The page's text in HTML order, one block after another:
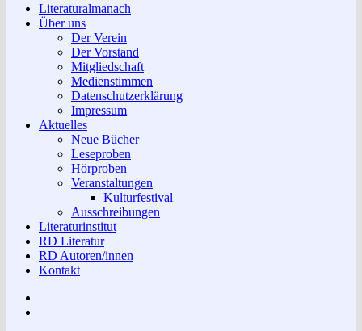
Literaturalmanach
Über uns
Der Verein
Der Vorstand
Mitgliedschaft
Medienstimmen
Datenschutzerklärung
Impressum
Aktuelles
Neue Bücher
Leseproben
Hörproben
Veranstaltungen
Kulturfestival
Ausschreibungen
Literaturinstitut
RD Literatur
RD Autoren/innen
Kontakt